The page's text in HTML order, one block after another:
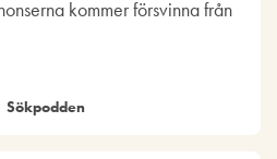
kommer försvinna från
Sökpodden